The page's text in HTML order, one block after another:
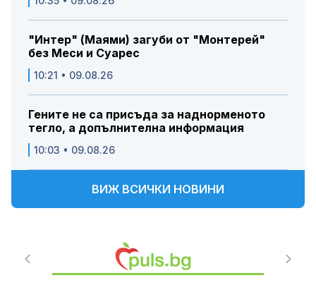
"Интер" (Маями) загуби от "Монтерей"
без Меси и Суарес
10:21 • 09.08.26
Гените не са присъда за наднорменото
тегло, а допълнителна информация
10:03 • 09.08.26
ВИЖ ВСИЧКИ НОВИНИ